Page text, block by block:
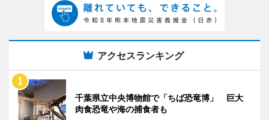
アクセスランキング
千葉県立中央博物館で「ちば恐竜博」 巨大
肉食恐竜や海の捕食者も